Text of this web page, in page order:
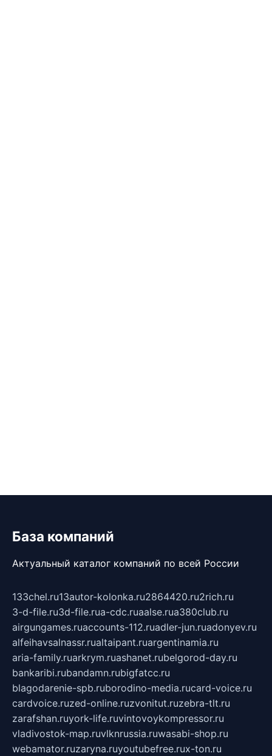
База компаний
Актуальный каталог компаний по всей России
133chel.ru13autor-kolonka.ru2864420.ru2rich.ru
3-d-file.ru3d-file.rua-cdc.ruaalse.rua380club.ru
airgungames.ruaccounts-112.ruadler-jun.ruadonyev.ru
alfeihavsalnassr.rualtaipant.ruargentinamia.ru
aria-family.ruarkrym.ruashanet.rubelgorod-day.ru
bankaribi.rubandamn.rubigfatcc.ru
blagodarenie-spb.ruborodino-media.rucard-voice.ru
cardvoice.ruzed-online.ruzvonitut.ruzebra-tlt.ru
zarafshan.ruyork-life.ruvintovoykompressor.ru
vladivostok-map.ruvlknrussia.ruwasabi-shop.ru
webamator.ruzaryna.ruyoutubefree.rux-ton.ru